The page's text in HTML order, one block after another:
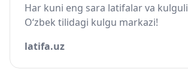
Har kuni eng sara latifalar va
O‘zbek tilidagi kulgu markazi!
latifa.uz